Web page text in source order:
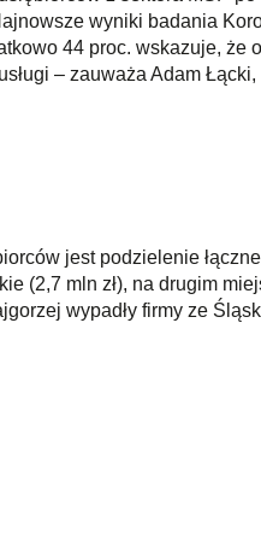
wyniki badania
44 proc. wskazuje, że
– zauważa Adam
jest podzielenie
(2,7 mln zł), na drugim
wypadły firmy ze